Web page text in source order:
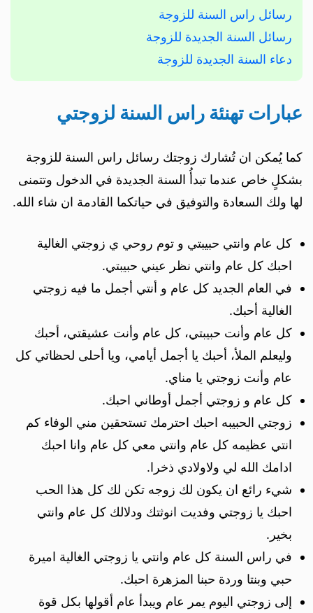
رسائل راس السنة للزوجة
رسائل السنة الجديدة للزوجة
دعاء السنة الجديدة للزوجة
عبارات تهنئة راس السنة لزوجتي
كما يُمكن ان تُشارك زوجتك رسائل راس السنة للزوجة
بشكلٍ خاص عندما تبدأُ السنة الجديدة في الدخول وتتمنى
لها ولك السعادة والتوفيق في حياتكما القادمة ان شاء الله.
كل عام وانتي حبيبتي و توم روحي ي زوجتي الغالية
احبك كل عام وانتي نظر عيني حبيبتي.
في العام الجديد كل عام و أنتي أجمل ما فيه زوجتي
الغالية أحبك.
كل عام وأنت حبيبتي، كل عام وأنت عشيقتي، أحبك
وليعلم الملأ، أحبك يا أجمل أيامي، ويا أحلى لحظاتي كل
عام وأنت زوجتي يا مناي.
كل عام و زوجتي أجمل أوطاني احبك.
زوجتي الحبيبه احبك احترمك تستحقين مني الوفاء كم
انتي عظيمه كل عام وانتي معي كل عام وانا احبك
ادامك الله لي ولاولادي ذخرا.
شيء رائع ان يكون لك زوجه تكن لك كل هذا الحب
احبك يا زوجتي وفديت انوثتك ودلالك كل عام وانتي
بخير.
في راس السنة كل عام وانتي يا زوجتي الغالية اميرة
حبي وبنتا وردة حبنا المزهرة احبك.
إلى زوجتي اليوم يمر عام ويبدأ عام أقولها بكل قوة